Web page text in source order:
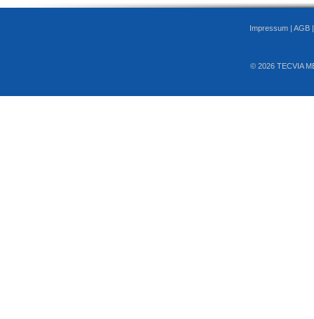
Impressum | AGB
© 2026 TECVIA